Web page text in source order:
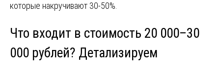
которые накручивают 30-50%.
Что входит в стоимость 20 000–30
000 рублей? Детализируем